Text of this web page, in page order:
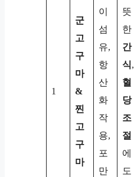
1
군
고
구
마
&
찐
고
구
마
이
섬
유,
항
산
화
작
용,
포
만
뜻
한
간
식,
혈
당
조
절
에
도